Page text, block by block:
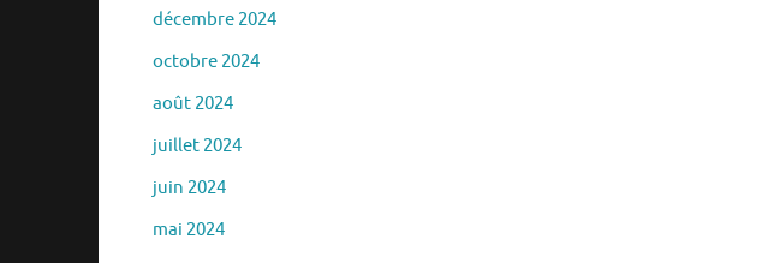
décembre 2024
octobre 2024
août 2024
juillet 2024
juin 2024
mai 2024